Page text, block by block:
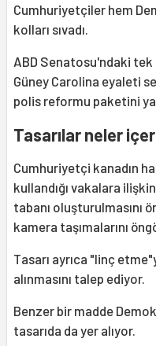
Cumhuriyetçiler hem
kolları sıvadı.
ABD Senatosu'ndaki
Güney Carolina eyaleti
polis reformu paketini
Tasarılar neler
Cumhuriyetçi kanadın
kullandığı vakalara
tabanı oluşturulmasını
kamera taşımalarını
Tasarı ayrıca "linç
alınmasını talep ediyor.
Benzer bir madde
tasarıda da yer alıyor.